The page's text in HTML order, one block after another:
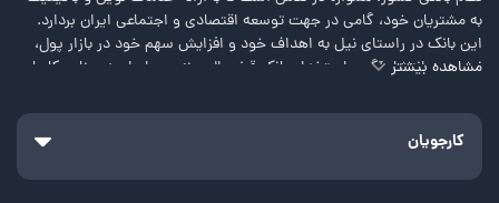
به مشتریان خود، گامی در جهت توسعه اقتصادی و اجتماعی ایران بردارد.
این بانک در راستای نیل به اهداف خود و افزایش سهم خود در بازار پول،
نسبت به انتشار آگهی استخدام بانک قرض الحسنه مهر ایران در منابع کاریابی
در این مقاله، به بررسی موضوعاتی مانند شرایط استخدام بانک قرض الحسنه
مهر ایران، مشاغل موردنیاز، زمان ثبت نام در آزمون استخدامی و مراحل
استخدام می‌پردازیم.
مشاهده بیشتر
کارجویان